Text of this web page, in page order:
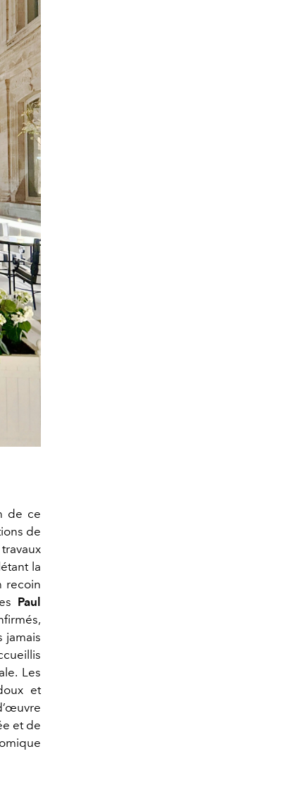
de ce
de
la
recoin
Paul
jamais
Les
et
et de